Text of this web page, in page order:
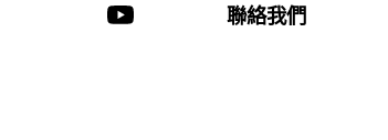
聯絡我們